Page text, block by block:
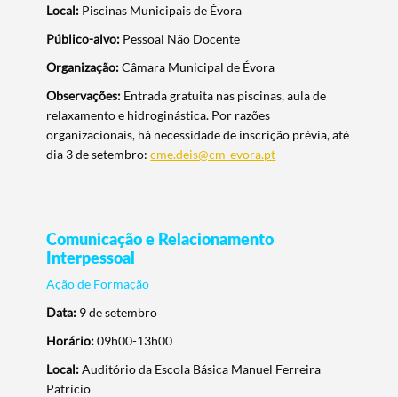
Local: Piscinas Municipais de Évora
Público-alvo: Pessoal Não Docente
Organização:Câmara Municipal de Évora
Observações: Entrada gratuita nas piscinas, aula de
relaxamento e hidroginástica. Por razões
organizacionais, há necessidade de inscrição prévia, até
dia 3 de setembro:cme.deis@cm-evora.pt
Comunicação e Relacionamento
Interpessoal
Ação de Formação
Data: 9 de setembro
Horário:09h00-13h00
Local:Auditório da Escola Básica Manuel Ferreira
Patrício